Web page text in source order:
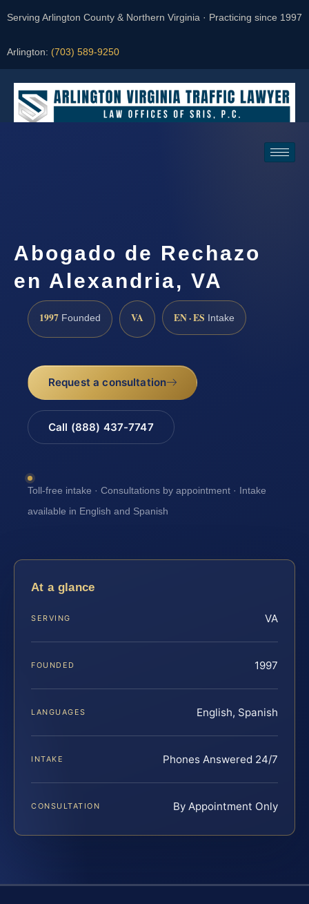
Serving Arlington County & Northern Virginia · Practicing since 1997
Arlington: (703) 589-9250
Abogado de Rechazo
en Alexandria, VA
1997 Founded VA EN · ES Intake
Request a consultation
Call (888) 437-7747
Toll-free intake · Consultations by appointment · Intake
available in English and Spanish
At a glance
SERVING VA
FOUNDED 1997
LANGUAGES English, Spanish
INTAKE Phones Answered 24/7
CONSULTATION By Appointment Only